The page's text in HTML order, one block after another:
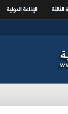
الثالثة الإذاعة الدولية